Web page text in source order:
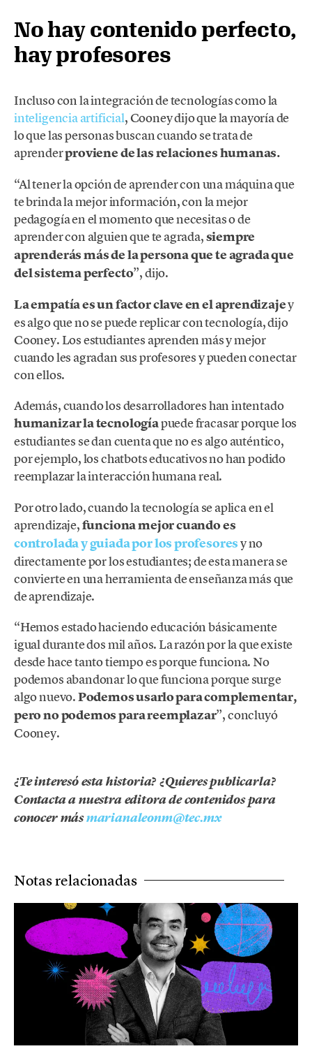
No hay contenido perfecto,
hay profesores
Incluso con la integración de tecnologías como la
inteligencia artificial, Cooney dijo que la mayoría de
lo que las personas buscan cuando se trata de
aprenderproviene de las relaciones humanas.
“Al tener la opción de aprender con una máquina que
te brinda la mejor información, con la mejor
pedagogía en el momento que necesitas o de
aprender con alguien que te agrada,siempre
aprenderás más de la persona que te agrada que
del sistema perfecto”, dijo.
La empatía es un factor clave en el aprendizajey
es algo que no se puede replicar con tecnología, dijo
Cooney. Los estudiantes aprenden más y mejor
cuando les agradan sus profesores y pueden conectar
con ellos.
Además, cuando los desarrolladores han intentado
humanizar la tecnologíapuede fracasar porque los
estudiantes se dan cuenta que no es algo auténtico,
por ejemplo, los chatbots educativos no han podido
reemplazar la interacción humana real.
Por otro lado, cuando la tecnología se aplica en el
aprendizaje,funciona mejor cuando es
controlada y guiada por los profesoresy no
directamente por los estudiantes; de esta manera se
convierte en una herramienta de enseñanza más que
de aprendizaje.
“Hemos estado haciendo educación básicamente
igual durante dos mil años. La razón por la que existe
desde hace tanto tiempo es porque funciona. No
podemos abandonar lo que funciona porque surge
algo nuevo.Podemos usarlo para complementar,
pero no podemos para reemplazar”, concluyó
Cooney.
¿Te interesó esta historia? ¿Quieres publicarla?
Contacta a nuestra editora de contenidos para
conocer másmarianaleonm@tec.mx
Notas relacionadas